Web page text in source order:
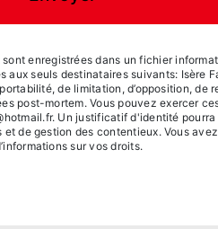
enregistrées dans un fichier
seuls destinataires suivants:
de limitation, d’opposition,
post-mortem. Vous pouvez exercer
Un justificatif d'identité
de gestion des contentieux. Vous
sur vos droits.